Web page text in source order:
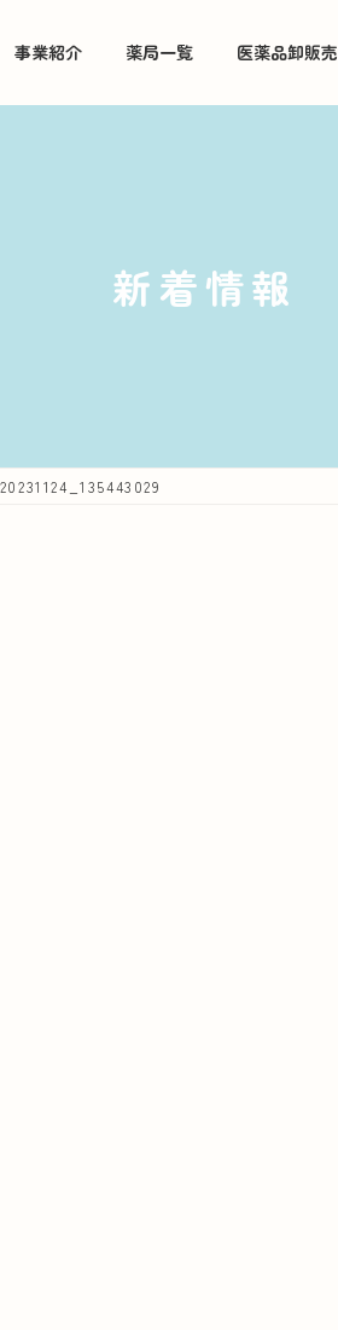
事業紹介 薬局一覧 医薬品卸販売
新着情報